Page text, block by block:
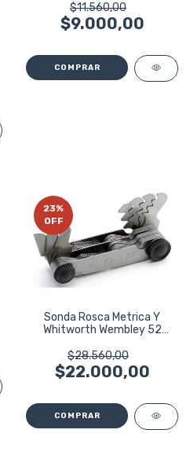
$11.560,00
$9.000,00
23%
OFF
Sonda Rosca Metrica Y
Whitworth Wembley 52
$28.560,00
$22.000,00